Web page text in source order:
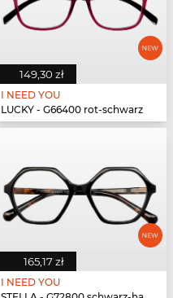
149,30 zł
I NEED YOU
LUCKY - G66400 rot-schwarz
165,17 zł
I NEED YOU